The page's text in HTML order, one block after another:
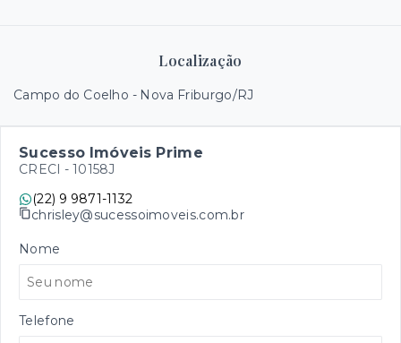
Localização
Campo do Coelho - Nova Friburgo/RJ
Sucesso Imóveis Prime
CRECI - 10158J
(22) 9 9871-1132
chrisley@sucessoimoveis.com.br
Nome
Telefone